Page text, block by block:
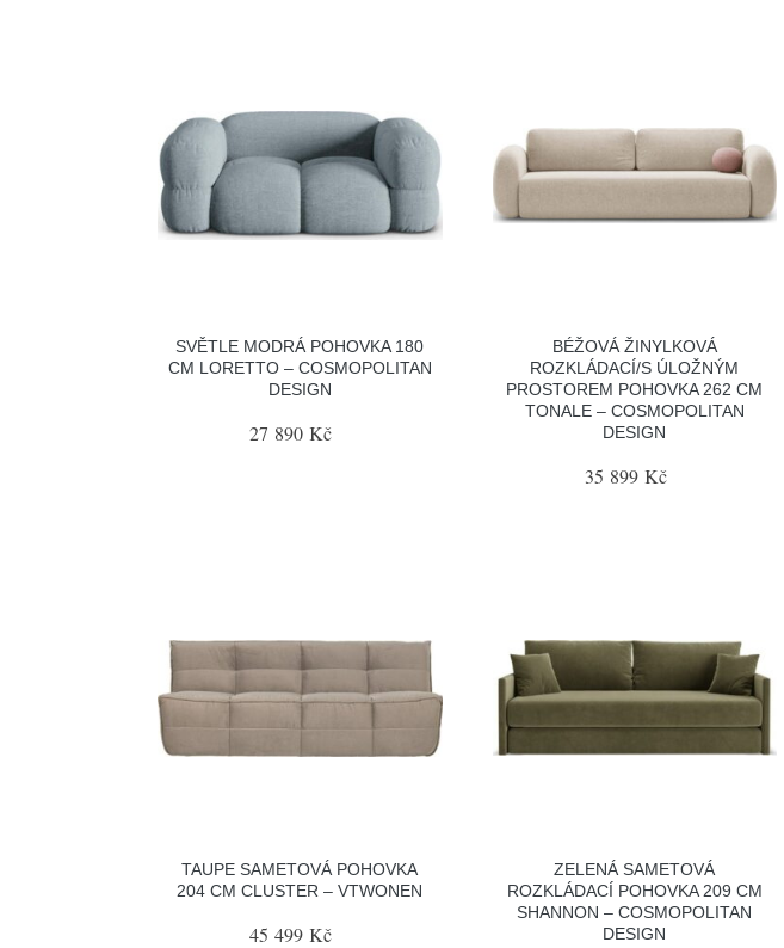
SVĚTLE MODRÁ POHOVKA 180
CM LORETTO – COSMOPOLITAN
DESIGN
27 890 Kč
BÉŽOVÁ ŽINYLKOVÁ
ROZKLÁDACÍ/S ÚLOŽNÝM
PROSTOREM POHOVKA 262 CM
TONALE – COSMOPOLITAN
DESIGN
35 899 Kč
TAUPE SAMETOVÁ POHOVKA
204 CM CLUSTER – VTWONEN
45 499 Kč
ZELENÁ SAMETOVÁ
ROZKLÁDACÍ POHOVKA 209 CM
SHANNON – COSMOPOLITAN
DESIGN